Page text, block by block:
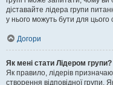
діставайте лідера групи
у нього можуть бути для цього
Догори
Як мені стати Лідером групи?
Як правило, лідерів
створення відповідної групи.